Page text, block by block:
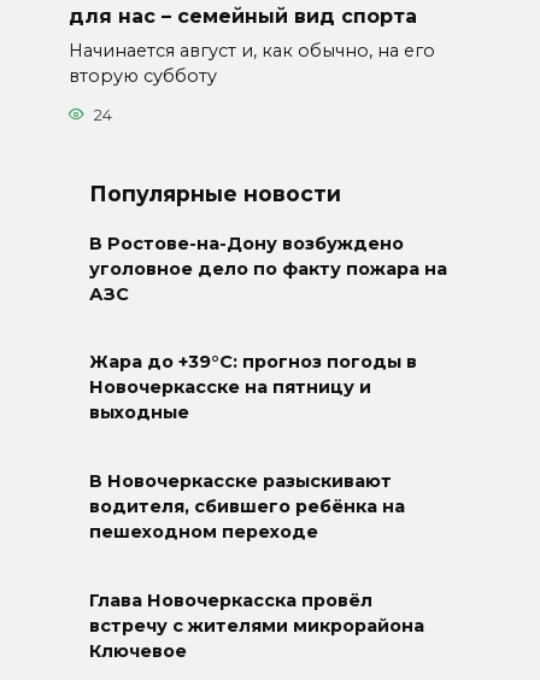
для нас – семейный вид спорта
Начинается август и, как обычно, на его
вторую субботу
24
Популярные новости
В Ростове-на-Дону возбуждено
уголовное дело по факту пожара на
АЗС
Жара до +39°C: прогноз погоды в
Новочеркасске на пятницу и
выходные
В Новочеркасске разыскивают
водителя, сбившего ребёнка на
пешеходном переходе
Глава Новочеркасска провёл
встречу с жителями микрорайона
Ключевое